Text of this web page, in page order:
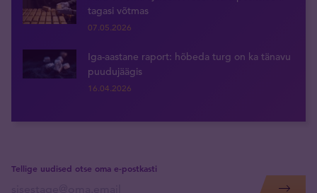
tagasi võtmas
07.05.2026
Iga-aastane raport: hõbeda turg on ka tänavu
puudujäägis
16.04.2026
Tellige uudised otse oma e-postkasti